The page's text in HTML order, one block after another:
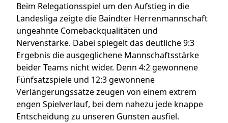
Beim Relegationsspiel um den Aufstieg in die
Landesliga zeigte die Baindter Herrenmannschaft
ungeahnte Comebackqualitäten und
Nervenstärke. Dabei spiegelt das deutliche 9:3
Ergebnis die ausgeglichene Mannschaftsstärke
beider Teams nicht wider. Denn 4:2 gewonnene
Fünfsatzspiele und 12:3 gewonnene
Verlängerungssätze zeugen von einem extrem
engen Spielverlauf, bei dem nahezu jede knappe
Entscheidung zu unseren Gunsten ausfiel.